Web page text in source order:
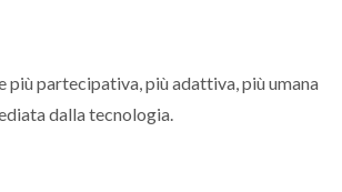
più partecipativa, più adattiva, più umana
dalla tecnologia.